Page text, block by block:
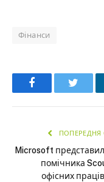
Фінанси
Facebook
ПОПЕРЕДНЯ
Microsoft
помічника
офісних